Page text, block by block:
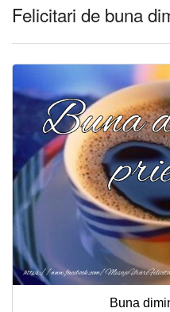
Felicitari de buna
Buna